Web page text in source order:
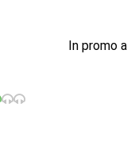
In promo a